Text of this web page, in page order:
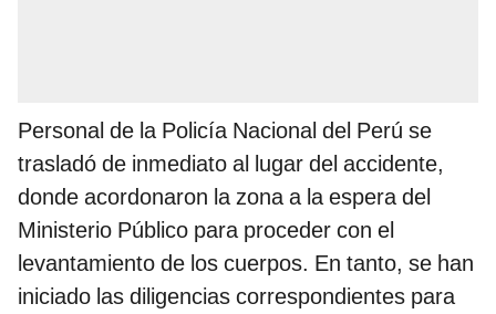
Personal de la Policía Nacional del Perú se
trasladó de inmediato al lugar del accidente,
donde acordonaron la zona a la espera del
Ministerio Público para proceder con el
levantamiento de los cuerpos. En tanto, se han
iniciado las diligencias correspondientes para